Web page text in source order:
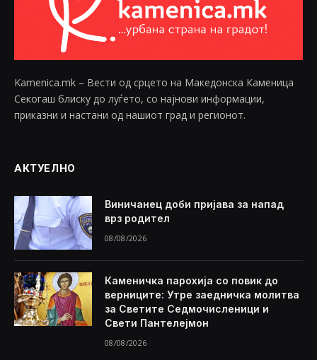
Kamenica.mk – Вести од срцето на Македонска Каменица
Секогаш блиску до луѓето, со најнови информации,
приказни и настани од нашиот град и регионот.
АКТУЕЛНО
Виничанец доби пријава за напад
врз родител
08/08/2026
Каменичка парохија со повик до
верниците: Утре заедничка молитва
за Светите Седмочисленици и
Свети Пантелејмон
08/08/2026